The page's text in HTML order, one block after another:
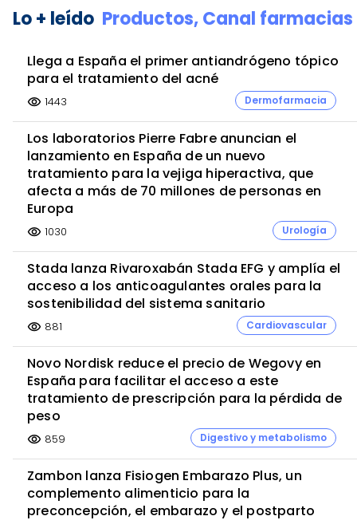
Lo + leído Productos,Canal farmacias
Llega a España el primer antiandrógeno tópico
para el tratamiento del acné
visibility 1443 Dermofarmacia
Los laboratorios Pierre Fabre anuncian el
lanzamiento en España de un nuevo
tratamiento para la vejiga hiperactiva, que
afecta a más de 70 millones de personas en
Europa
visibility 1030 Urología
Stada lanza Rivaroxabán Stada EFG y amplía el
acceso a los anticoagulantes orales para la
sostenibilidad del sistema sanitario
visibility 881 Cardiovascular
Novo Nordisk reduce el precio de Wegovy en
España para facilitar el acceso a este
tratamiento de prescripción para la pérdida de
peso
visibility 859 Digestivo y metabolismo
Zambon lanza Fisiogen Embarazo Plus, un
complemento alimenticio para la
preconcepción, el embarazo y el postparto